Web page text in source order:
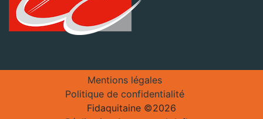
Mentions légales
Politique de confidentialité
Fidaquitaine ©2026